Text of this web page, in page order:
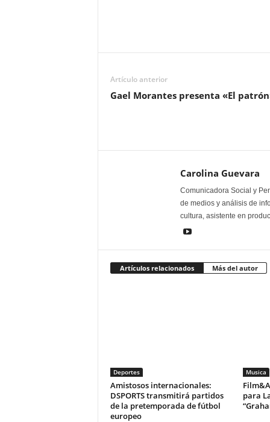
Artículo anterior
Gael Morantes presenta «El
Carolina Guevara
Comunicadora Social y
de medios y análisis de
cultura, asistente en
Artículos relacionados Más del autor
Deportes
Amistosos internacionales:
DSPORTS transmitirá partidos
de la pretemporada de fútbol
europeo
Musica
para